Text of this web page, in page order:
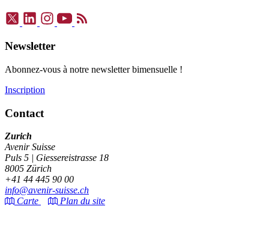
Newsletter
Abonnez-vous à notre newsletter bimensuelle !
Inscription
Contact
Zurich
Avenir Suisse
Puls 5 | Giessereistrasse 18
8005 Zürich
+41 44 445 90 00
info@avenir-suisse.ch
Carte
Plan du site